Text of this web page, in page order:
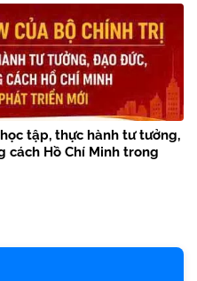
tập, thực hành tư tưởng,
cách Hồ Chí Minh trong